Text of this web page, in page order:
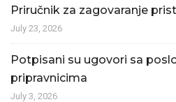
Priručnik za zagovaranje
July 23, 2026
Potpisani su ugovori sa
pripravnicima
July 3, 2026